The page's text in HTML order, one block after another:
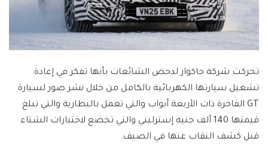
تحركت شركة جاكوار لدحض الشائعات بأنها تفكر في إعادة
تشغيل سيارتها الكهربائية بالكامل من خلال نشر صور لسيارة
GT الفاخرة ذات الأربعة أبواب والتي تعمل بالبطارية والتي تبلغ
قيمتها 140 ألف جنيه إسترليني والتي تخضع لاختبارات الشتاء
قبل كشف النقاب عنها في الصيف.